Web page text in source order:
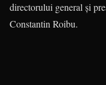
directorului general și
Constantin Roibu.